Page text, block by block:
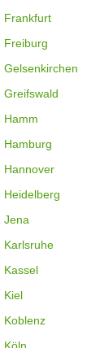
Frankfurt
Freiburg
Gelsenkirchen
Greifswald
Hamm
Hamburg
Hannover
Heidelberg
Jena
Karlsruhe
Kassel
Kiel
Koblenz
Köln